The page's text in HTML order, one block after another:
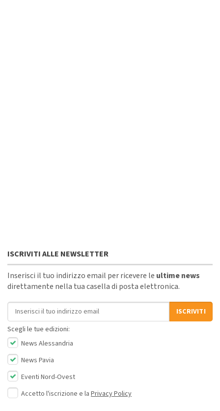
ISCRIVITI ALLE NEWSLETTER
Inserisci il tuo indirizzo email per ricevere le ultime news
direttamente nella tua casella di posta elettronica.
Indirizzo email
ISCRIVITI
Scegli le tue edizioni:
News Alessandria
News Pavia
Eventi Nord-Ovest
Accetto l'iscrizione e la Privacy Policy